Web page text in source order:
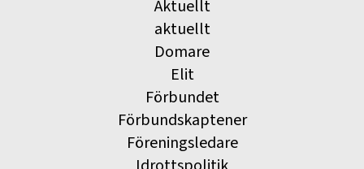
Aktuellt
aktuellt
Domare
Elit
Förbundet
Förbundskaptener
Föreningsledare